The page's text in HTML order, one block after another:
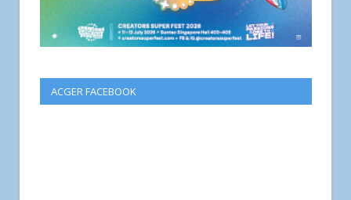
ACGER FACEBOOK